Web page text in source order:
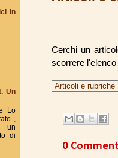
in
Un
Lo
,
di
Cerchi un
scorrere
0